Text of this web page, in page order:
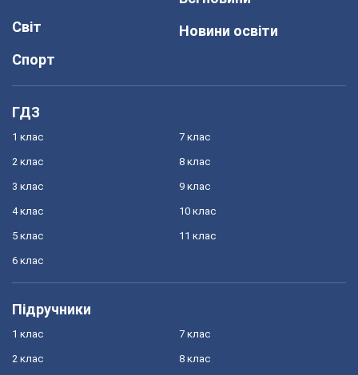
Світ
Спорт
Новини освіти
ГДЗ
1 клас
2 клас
3 клас
4 клас
5 клас
6 клас
7 клас
8 клас
9 клас
10 клас
11 клас
Підручники
1 клас
2 клас
7 клас
8 клас